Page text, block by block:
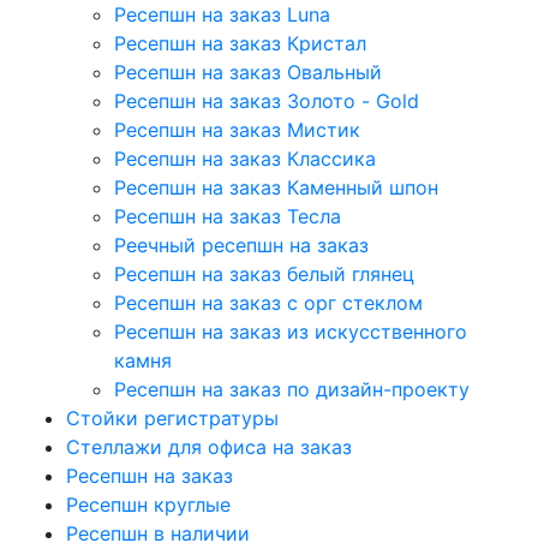
Ресепшн на заказ Luna
Ресепшн на заказ Кристал
Ресепшн на заказ Овальный
Ресепшн на заказ Золото - Gold
Ресепшн на заказ Мистик
Ресепшн на заказ Классика
Ресепшн на заказ Каменный шпон
Ресепшн на заказ Тесла
Реечный ресепшн на заказ
Ресепшн на заказ белый глянец
Ресепшн на заказ с орг стеклом
Ресепшн на заказ из искусственного
камня
Ресепшн на заказ по дизайн-проекту
Стойки регистратуры
Стеллажи для офиса на заказ
Ресепшн на заказ
Ресепшн круглые
Ресепшн в наличии